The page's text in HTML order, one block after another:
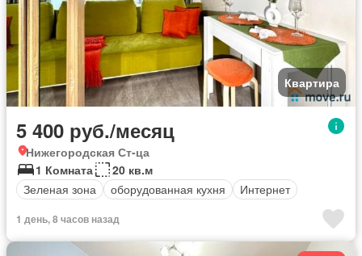
Квартира
5 400 руб./месяц
Нижегородская Ст-ца
1 Комната
20 кв.м
Зеленая зона
оборудованная кухня Интернет
1 день, 8 часов назад